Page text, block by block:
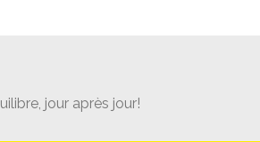
jour après jour!